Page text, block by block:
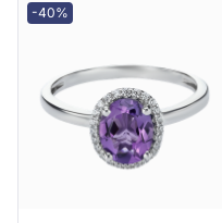
-40%